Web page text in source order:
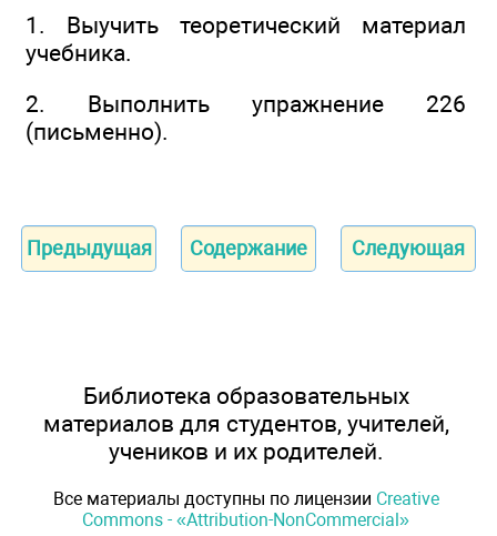
1. Выучить теоретический материал
учебника.
2. Выполнить упражнение 226
(письменно).
Предыдущая Содержание Следующая
Библиотека образовательных
материалов для студентов, учителей,
учеников и их родителей.
Все материалы доступны по лицензии Creative
Commons - «Attribution-NonCommercial»